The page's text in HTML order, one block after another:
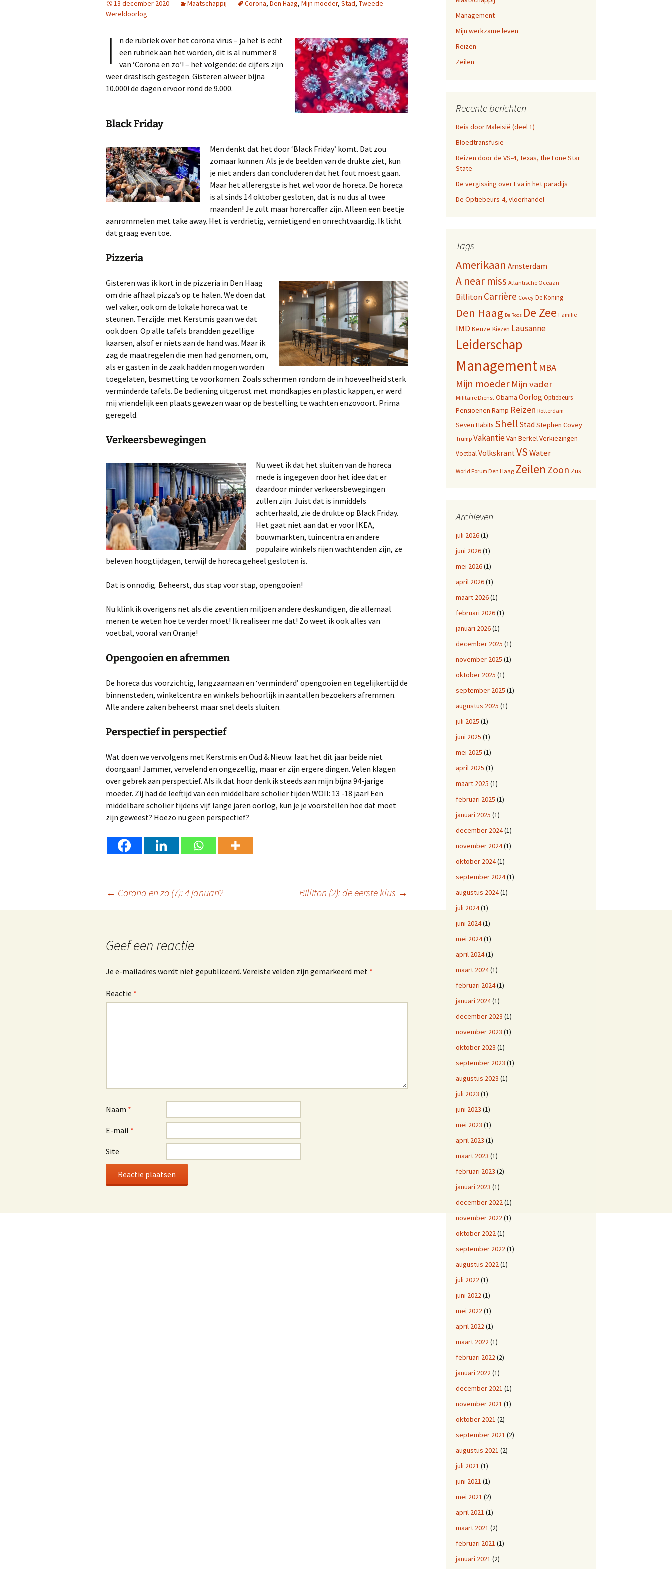
A near miss, verhalen 9,
10 en 11
A near miss, verhalen 5, 6,
7 en 8
A Near Miss, verhalen 1,
2, 3 en 4
Opa-dag
Mijn websites
13 december 2020 Maatschappij Corona, Den Haag, Mijn moeder, Stad, Tweede
Wereldoorlog
I
n de rubriek over het corona virus – ja het is echt
een rubriek aan het worden, dit is al nummer 8
van ‘Corona en zo’! – het volgende: de cijfers zijn
weer drastisch gestegen. Gisteren alweer bijna
10.000! de dagen ervoor rond de 9.000.
Black Friday
Men denkt dat het door ‘Black Friday’ komt. Dat zou
zomaar kunnen. Als je de beelden van de drukte ziet, kun
je niet anders dan concluderen dat het fout moest gaan.
Maar het allerergste is het wel voor de horeca. De horeca
is al sinds 14 oktober gesloten, dat is nu dus al twee
maanden! Je zult maar horercaffer zijn. Alleen een beetje
aanrommelen met take away. Het is verdrietig, vernietigend en onrechtvaardig. Ik licht
dat graag even toe.
Pizzeria
Gisteren was ik kort in de pizzeria in Den Haag
om drie afhaal pizza’s op te halen. We doen dat
wel vaker, ook om de lokale horeca wat te
steunen. Terzijde: met Kerstmis gaan we dat
ook doen. Op alle tafels brandden gezellige
kaarsen, alsof er niets aan de hand was. Maar ik
zag de maatregelen die men had genomen, om,
als er gasten in de zaak hadden mogen worden
toegelaten, besmetting te voorkomen. Zoals schermen rondom de in hoeveelheid sterk
verminderde tafels. De bediening uitgerust met mondkapjes en plastic kappen, er werd
mij vriendelijk een plaats gewezen waar op de bestelling te wachten enzovoort. Prima
geregeld.
Verkeersbewegingen
Nu weet ik dat het sluiten van de horeca
mede is ingegeven door het idee dat er
daardoor minder verkeersbewegingen
zullen zijn. Juist dat is inmiddels
achterhaald, zie de drukte op Black Friday.
Het gaat niet aan dat er voor IKEA,
bouwmarkten, tuincentra en andere
populaire winkels rijen wachtenden zijn, ze
beleven hoogtijdagen, terwijl de horeca geheel gesloten is.
Dat is onnodig. Beheerst, dus stap voor stap, opengooien!
Nu klink ik overigens net als die zeventien miljoen andere deskundigen, die allemaal
menen te weten hoe te verder moet! Ik realiseer me dat! Zo weet ik ook alles van
voetbal, vooral van Oranje!
Opengooien en afremmen
De horeca dus voorzichtig, langzaamaan en ‘verminderd’ opengooien en tegelijkertijd de
binnensteden, winkelcentra en winkels behoorlijk in aantallen bezoekers afremmen.
Alle andere zaken beheerst maar snel deels sluiten.
Perspectief in perspectief
Wat doen we vervolgens met Kerstmis en Oud & Nieuw: laat het dit jaar beide niet
doorgaan! Jammer, vervelend en ongezellig, maar er zijn ergere dingen. Velen klagen
over gebrek aan perspectief. Als ik dat hoor denk ik steeds aan mijn bijna 94-jarige
moeder. Zij had de leeftijd van een middelbare scholier tijden WOII: 13 -18 jaar! Een
middelbare scholier tijdens vijf lange jaren oorlog, kun je je voorstellen hoe dat moet
zijn geweest? Hoezo nu geen perspectief?
Berichtnavigatie
← Corona en zo (7): 4 januari? Billiton (2): de eerste klus →
Geef een reactie
Je e-mailadres wordt niet gepubliceerd. Vereiste velden zijn gemarkeerd met *
Reactie *
Naam *
E-mail *
Site
Management
Mijn werkzame leven
Reizen
Zeilen
Recente berichten
Reis door Maleisië (deel 1)
Bloedtransfusie
Reizen door de VS-4, Texas, the Lone Star
State
De vergissing over Eva in het paradijs
De Optiebeurs-4, vloerhandel
Tags
Amerikaan Amsterdam
A near miss Atlantische Oceaan
BillitonCarrière Covey De Koning
Den Haag De Roos De Zee Familie
IMD Keuze Kiezen Lausanne
Leiderschap
Management MBA
Mijn moeder Mijn vader
Militaire Dienst Obama Oorlog Optiebeurs
Pensioenen Ramp Reizen Rotterdam
Seven Habits Shell Stad Stephen Covey
Trump VakantieVan BerkelVerkiezingen
VoetbalVolkskrantVSWater
World Forum Den Haag Zeilen Zoon Zus
Archieven
juli 2026(1)
juni 2026(1)
mei 2026(1)
april 2026(1)
maart 2026(1)
februari 2026(1)
januari 2026(1)
december 2025 (1)
november 2025 (1)
oktober 2025 (1)
september 2025 (1)
augustus 2025 (1)
juli 2025 (1)
juni 2025 (1)
mei 2025 (1)
april 2025 (1)
maart 2025 (1)
februari 2025 (1)
januari 2025 (1)
december 2024(1)
november 2024(1)
oktober 2024(1)
september 2024(1)
augustus 2024(1)
juli 2024(1)
juni 2024(1)
mei 2024(1)
april 2024(1)
maart 2024(1)
februari 2024(1)
januari 2024(1)
december 2023 (1)
november 2023 (1)
oktober 2023 (1)
september 2023 (1)
augustus 2023 (1)
juli 2023 (1)
juni 2023 (1)
mei 2023 (1)
april 2023 (1)
maart 2023 (1)
februari 2023 (2)
januari 2023 (1)
december 2022(1)
november 2022(1)
oktober 2022(1)
september 2022(1)
augustus 2022(1)
juli 2022(1)
juni 2022(1)
mei 2022(1)
april 2022(1)
maart 2022(1)
februari 2022(2)
januari 2022(1)
december 2021 (1)
november 2021 (1)
oktober 2021 (2)
september 2021 (2)
augustus 2021 (2)
juli 2021 (1)
juni 2021 (1)
mei 2021 (2)
april 2021 (1)
maart 2021 (2)
februari 2021 (1)
januari 2021 (2)